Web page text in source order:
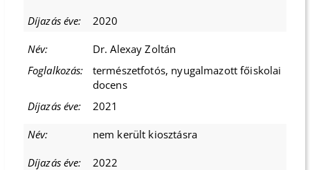
2020
Dr. Alexay Zoltán
természetfotós, nyugalmazott főiskolai
docens
2021
nem került kiosztásra
2022